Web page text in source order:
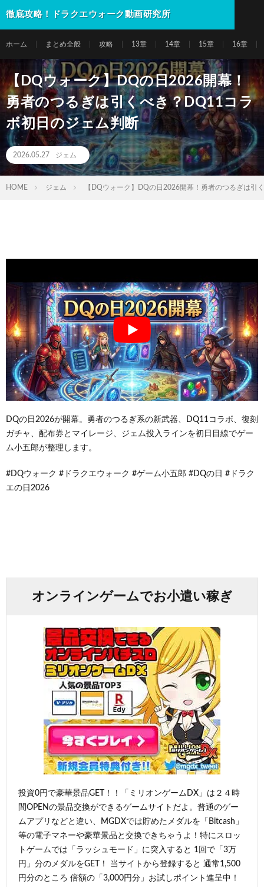
徹底攻略！ドラクエウォーク動画研究所
ホーム まとめ全般 攻略 13章 14章 15章 16章
【DQウォーク】DQの日2026開幕！
勇者のつるぎは引くべき？DQ11コラ
ボ初日のジェム判断
2026.05.27 ジェム
HOME ジェム 【DQウォーク】DQの日2026開幕！勇者のつるぎは引
DQの日2026が開幕。勇者のつるぎ系の新武器、DQ11コラボ、復刻
ガチャ、配布券とマイレージ、ジェム投入ラインを初日目線でゲー
ム小五郎が整理します。
#DQウォーク #ドラクエウォーク #ゲーム小五郎 #DQの日 #ドラク
エの日2026
オンラインゲームでお小遣い稼ぎ
投資0円で豪華景品GET！！「ミリオンゲームDX」は２４時
間OPENの景品交換ができるゲームサイトだよ。普通のゲー
ムアプリなどと違い、MGDXでは貯めたメダルを「Bitcash」
等の電子マネーや豪華景品と交換できちゃうよ！特にスロッ
トゲームでは「ラッシュモード」に突入すると 1回で「3万
円」分のメダルをGET！ 当サイトから登録すると 通常1,500
円分のところ 倍額の「3,000円分」お試しポイント進呈中！